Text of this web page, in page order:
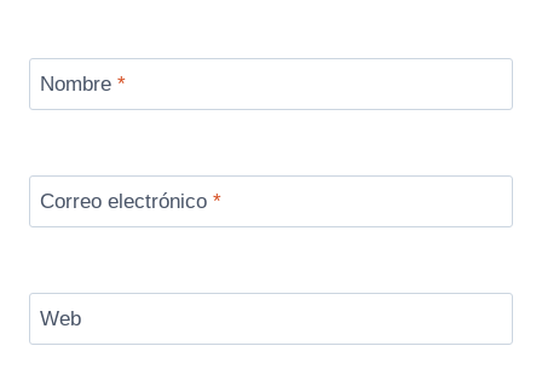
Nombre *
Correo electrónico *
Web